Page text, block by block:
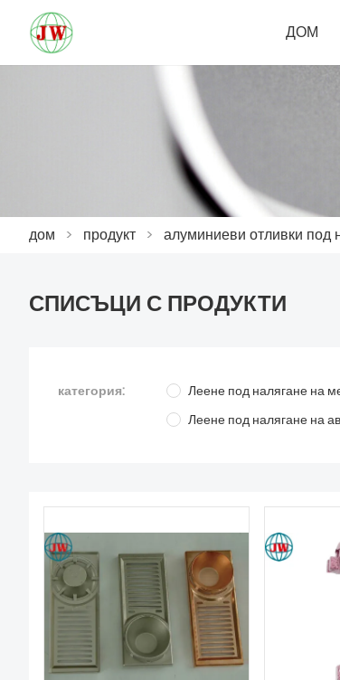
ДОМ
дом > продукт > алуминиеви отливки под
СПИСЪЦИ С ПРОДУКТИ
категория: